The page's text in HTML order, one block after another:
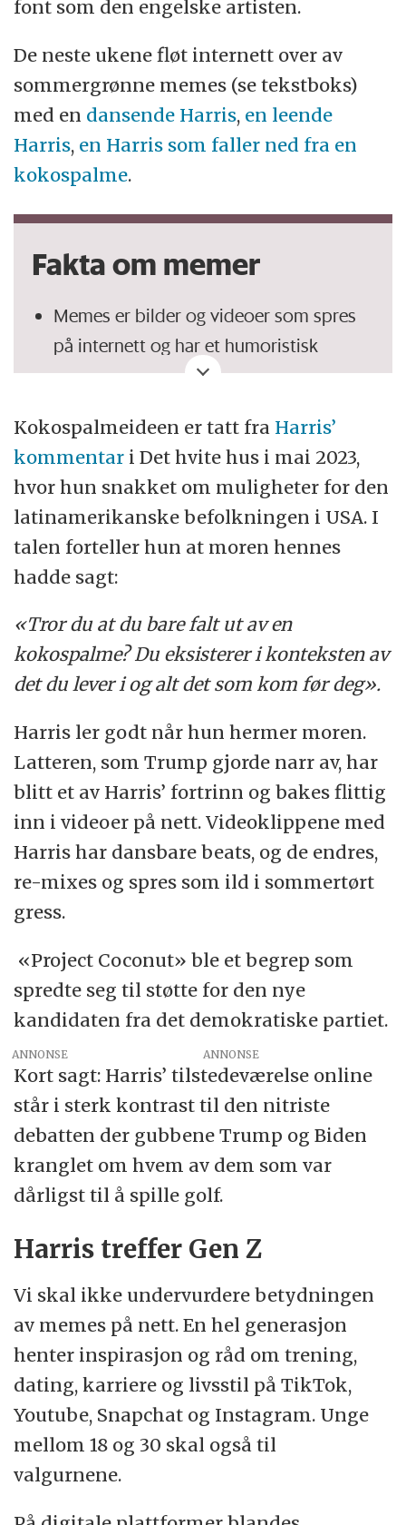
font som den engelske artisten.
De neste ukene fløt internett over av
sommergrønne memes (se tekstboks)
med en dansende Harris, en leende
Harris, en Harris som faller ned fra en
kokospalme.
Fakta om memer
Memes er bilder og videoer som spres
på internett og har et humoristisk
innhold.
For at noe skal kunne betegnes som
meme, må det utvikle seg fra en
enkelthendelse til å bli en gjenkjennelig
struktur av elementer som kan varieres,
for eksempel et foto med overliggende
tekst eller andre «bildemakroer».
som gjør en meme morsom.
Fordi memes spres som en farsott og
konsumeres av så mange, er mange
memes blitt «klassikere» som mange
kjenner igjen. Andre er mer flyktige.
Kjennskap til memes kan i visse grupper
skape tilhørighet og gi sosial status.
Memes kan ha kulturell, politisk og
økonomisk innflytelse. (snl.no)
Kokospalmeideen er tatt fra Harris’
kommentar i Det hvite hus i mai 2023,
hvor hun snakket om muligheter for den
latinamerikanske befolkningen i USA. I
talen forteller hun at moren hennes
hadde sagt:
«Tror du at du bare falt ut av en
kokospalme? Du eksisterer i konteksten av
det du lever i og alt det som kom før deg».
Harris ler godt når hun hermer moren.
Latteren, som Trump gjorde narr av, har
blitt et av Harris’ fortrinn og bakes flittig
inn i videoer på nett. Videoklippene med
Harris har dansbare beats, og de endres,
re-mixes og spres som ild i sommertørt
gress.
«Project Coconut» ble et begrep som
spredte seg til støtte for den nye
kandidaten fra det demokratiske partiet.
ANNONSE
Kort sagt: Harris’ tilstedeværelse online
står i sterk kontrast til den nitriste
debatten der gubbene Trump og Biden
kranglet om hvem av dem som var
dårligst til å spille golf.
Harris treffer Gen Z
Vi skal ikke undervurdere betydningen
av memes på nett. En hel generasjon
henter inspirasjon og råd om trening,
dating, karriere og livsstil på TikTok,
Youtube, Snapchat og Instagram. Unge
mellom 18 og 30 skal også til
valgurnene.